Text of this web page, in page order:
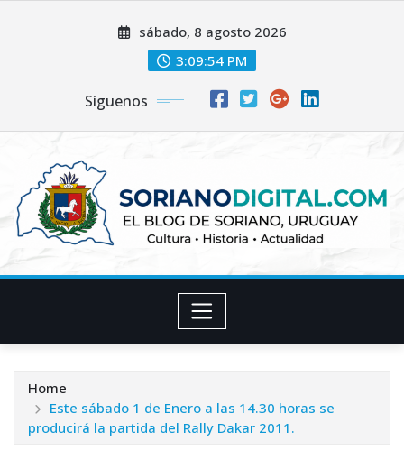
sábado, 8 agosto 2026
3:09:55 PM
Síguenos
Home
Este sábado 1 de Enero a las 14.30 horas se
producirá la partida del Rally Dakar 2011.